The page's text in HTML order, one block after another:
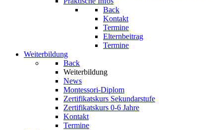
Back
Kontakt
Termine
Elternbeitrag
Termine
Weiterbildung
Back
Weiterbildung
News
Montessori-Diplom
Zertifikatskurs Sekundarstufe
Zertifikatskurs 0-6 Jahre
Kontakt
Termine